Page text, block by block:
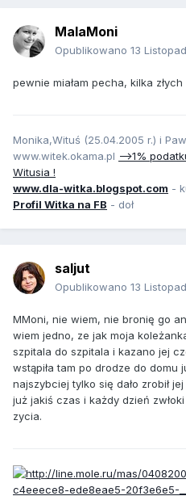
MalaMoni
Opublikowano 13
pewnie miałam pecha, kilka
Monika,Wituś (25.04.2005 r.) i
www.witek.okama.pl -->1%
Witusia !
www.dla-witka.blogspot.com -
Profil Witka na FB - doł
saljut
Opublikowano 13
MMoni, nie wiem, nie bronię go
wiem jedno, ze jak moja
szpitala do szpitala i kazano jej
wstąpiła tam po drodze do domu
najszybciej tylko się dało zrobił
już jakiś czas i każdy dzień
zycia.